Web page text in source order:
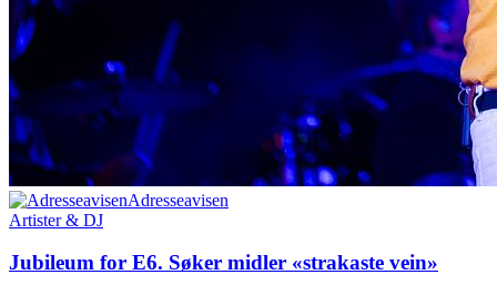
Adresseavisen
Artister & DJ
Jubileum for E6. Søker midler «strakaste vein»